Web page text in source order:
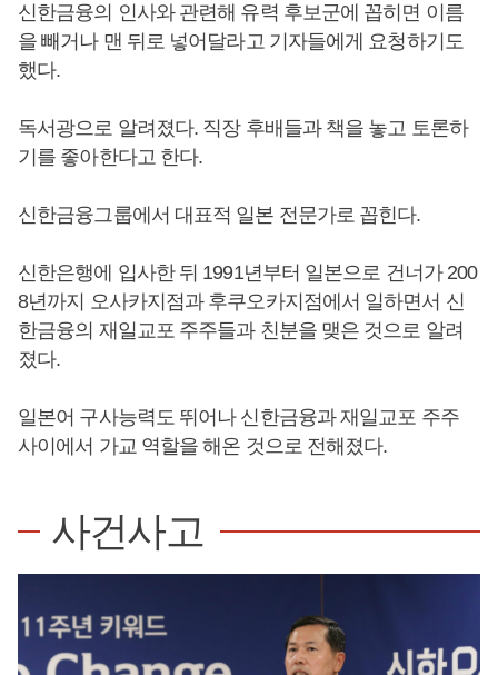
신한금융의 인사와 관련해 유력 후보군에 꼽히면 이름
을 빼거나 맨 뒤로 넣어달라고 기자들에게 요청하기도
했다.
독서광으로 알려졌다. 직장 후배들과 책을 놓고 토론하
기를 좋아한다고 한다.
신한금융그룹에서 대표적 일본 전문가로 꼽힌다.
신한은행에 입사한 뒤 1991년부터 일본으로 건너가 200
8년까지 오사카지점과 후쿠오카지점에서 일하면서 신
한금융의 재일교포 주주들과 친분을 맺은 것으로 알려
졌다.
일본어 구사능력도 뛰어나 신한금융과 재일교포 주주
사이에서 가교 역할을 해온 것으로 전해졌다.
사건사고